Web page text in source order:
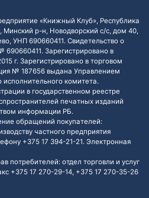
«Книжный Клуб», Республика
Минский р-н, Новодворский с/с, дом 40,
УНП 690660411. Свидетельство о
690660411. Зарегистрировано в
г. Зарегистрировано в торговом
№ 187656 выдана Управлением
комитета.
в государственном реестре
печатных изданий
информации РБ.
обращений покупателей:
частного предприятия
+375 17 394-21-21. Электронная
потребителей: отдел торговли и услуг
+375 17 270-29-14, +375 17 270-35-26